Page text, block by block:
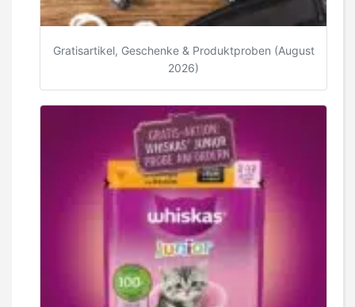
Gratisartikel, Geschenke & Produktproben (August
2026)